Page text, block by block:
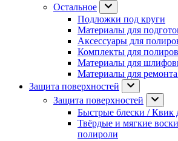
Остальное
Подложки под круги
Материалы для
Аксессуары для
Комплекты для
Материалы для
Материалы для ремонта
Защита поверхностей
Защита поверхностей
Быстрые блески / Квик
Твёрдые и мягкие
полироли